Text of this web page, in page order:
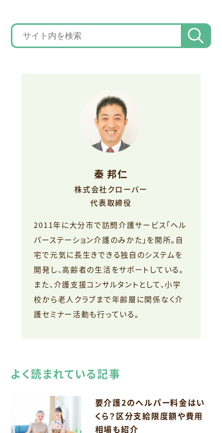
秦 邦仁
株式会社クローバー
代表取締役
2011年に大分市で訪問介護サービス「ヘル
パーステーション介護のみかた」を開所。自
宅で元気に長生きできる独自のシステムを
開発し、高齢者の生活をサポートしている。
また、介護支援コンサルタントとして、小学
校から老人クラブまで年齢層に関係なく介
護セミナー活動も行っている。
よく読まれている記事
要介護2のヘルパー料金はい
くら？区分支給限度額や費用
相場も紹介